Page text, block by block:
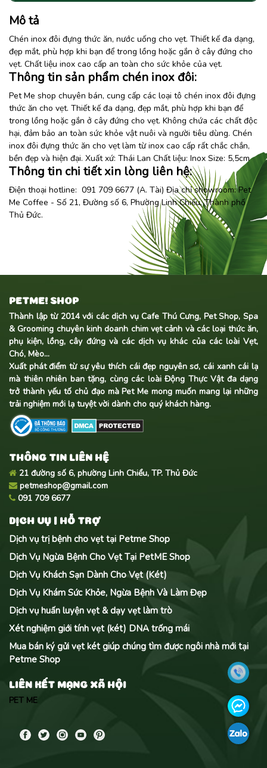
Mô tả
Chén inox đôi đựng thức ăn, nước uống cho vẹt. Thiết kế đa dạng,
đẹp mắt, phù hợp khi bạn để trong lồng hoặc gắn ở cây đứng cho
vẹt. Chất liệu inox cao cấp an toàn cho sức khỏe của vẹt.
Thông tin sản phẩm chén inox đôi:
Pet Me shop chuyên bán, cung cấp các loại tô chén inox đôi đựng
thức ăn cho vẹt. Thiết kế đa dạng, đẹp mắt, phù hợp khi bạn để
trong lồng hoặc gắn ở cây đứng cho vẹt. Không chứa các chất độc
hại, đảm bảo an toàn sức khỏe vật nuôi và người tiêu dùng. Chén
inox đôi đựng thức ăn cho vẹt làm từ inox cao cấp rất chắc chắn,
bền đẹp và hiện đại. Xuất xứ: Thái Lan Chất liệu: Inox Size: 5,5cm
Thông tin chi tiết xin lòng liên hệ:
Điện thoại hotline: 091 709 6677 (A. Tài) Địa chỉ showroom:Pet
Me Coffee - Số 21, Đường số 6, Phường Linh Chiểu, Thành phố
Thủ Đức.
PETME! SHOP
Thành lập từ 2014 với các dịch vụ Cafe Thú Cưng, Pet Shop, Spa
& Grooming chuyên kinh doanh chim vẹt cảnh và các loại thức ăn,
phụ kiện, lồng, cây đứng và các dịch vụ khác của các loài Vẹt,
Chó, Mèo...
Xuất phát điểm từ sự yêu thích cái đẹp nguyên sơ, cái xanh cái lạ
mà thiên nhiên ban tặng, cùng các loài Động Thực Vật đa dạng
trở thành yếu tố chủ đạo mà Pet Me mong muốn mang lại những
trải nghiệm mới lạ tuyệt vời dành cho quý khách hàng.
THÔNG TIN LIÊN HỆ
21 đường số 6, phường Linh Chiểu, TP. Thủ Đức
petmeshop@gmail.com
091 709 6677
DỊCH VỤ | HỖ TRỢ
Dịch vụ trị bệnh cho vẹt tại Petme Shop
Dịch Vụ Ngừa Bệnh Cho Vẹt Tại PetME Shop
Dịch Vụ Khách Sạn Dành Cho Vẹt (Két)
Dịch Vụ Khám Sức Khỏe, Ngừa Bệnh Và Làm Đẹp
Dịch vụ huấn luyện vẹt & dạy vẹt làm trò
Xét nghiệm giới tính vẹt (két) DNA trống mái
Mua bán ký gửi vẹt két giúp chúng tìm được ngôi nhà mới tại
Petme Shop
LIÊN KẾT MẠNG XÃ HỘI
PET ME